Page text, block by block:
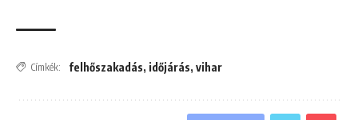
Címkék: felhőszakadás, időjárás, vihar